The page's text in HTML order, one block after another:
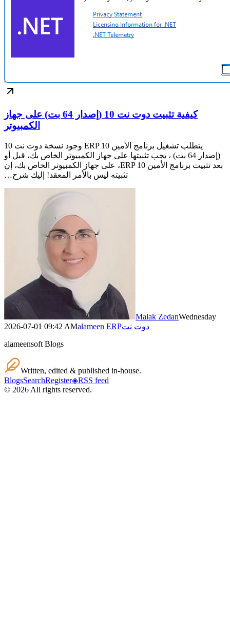
كيفية تثبيت دوت نت 10 (إصدار 64 بت) على جهاز
الكمبيوتر
يتطلب تشغيل برنامج الأمين ERP 10 وجود نسخة دوت نت 10
(إصدار 64 بت) ، يجب تثبيتها على جهاز الكمبيوتر الخاص بك، قبل أو
بعد تثبيت برنامج الأمين ERP 10، على جهاز الكمبيوتر الخاص بك، إن
تثبيته ليس بالأمر المعقد! إليك شرح…
Malak ZedanWednesday
2026-07-01 09:42 AMalameen ERPدوت نت
alameensoft Blogs
Written, edited & published in-house.
BlogsSearchRegister◈RSS feed
© 2026 All rights reserved.